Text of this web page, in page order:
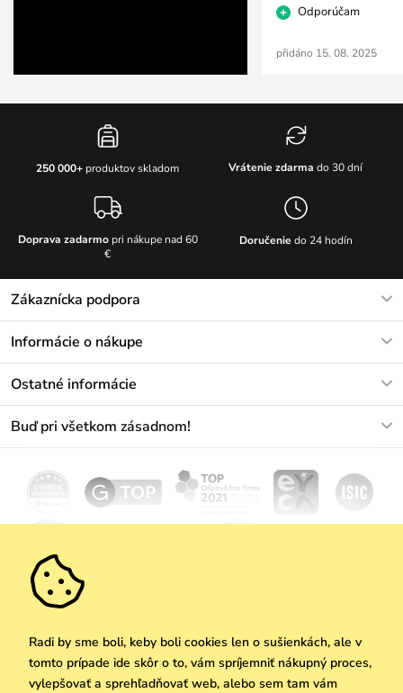
Odporúčam
přidáno 15. 08. 2025
250 000+ produktov skladom Vrátenie zdarma do 30 dní
Doprava zadarmopri nákupe nad 60
€
Doručenie do 24 hodín
Zákaznícka podpora
info@vuch.sk
Informácie o nákupe
Materiály a údržba
Vrátenie a reklamácia
Ostatné informácie
Darčekové poukazy
Velkoobchod
We Care
Vuchlook
Predajne
Buď pri všetkom zásadnom!
Odoberať
Radi by sme boli, keby boli cookies len o sušienkách, ale v
tomto prípade ide skôr o to, vám spríjemniť nákupný proces,
vylepšovať a sprehľadňovať web, alebo sem tam vám